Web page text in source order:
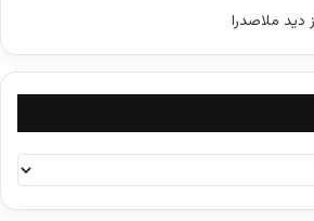
دید ملاصدرا